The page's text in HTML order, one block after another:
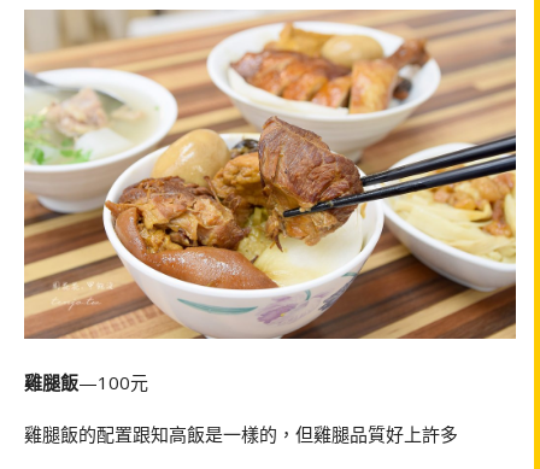
雞腿飯—100元
雞腿飯的配置跟知高飯是一樣的，但雞腿品質好上許多